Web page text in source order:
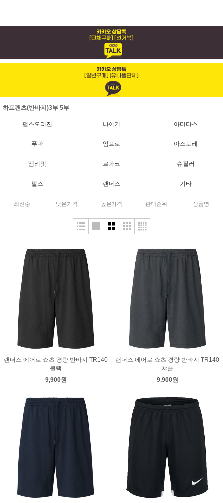
하프팬츠(반바지)3부 5부
펄스오리진 나이키 아디다스
푸마 엄브로 아스토레
엠리밋 르파코 슈필러
펄스 랜더스 기타
최신순 낮은가격 높은가격 판매순위 상품명
랜더스 에어로 쇼츠 경량 반바지 TR140
블랙
9,900원
랜더스 에어로 쇼츠 경량 반바지 TR140
챠콜
9,900원